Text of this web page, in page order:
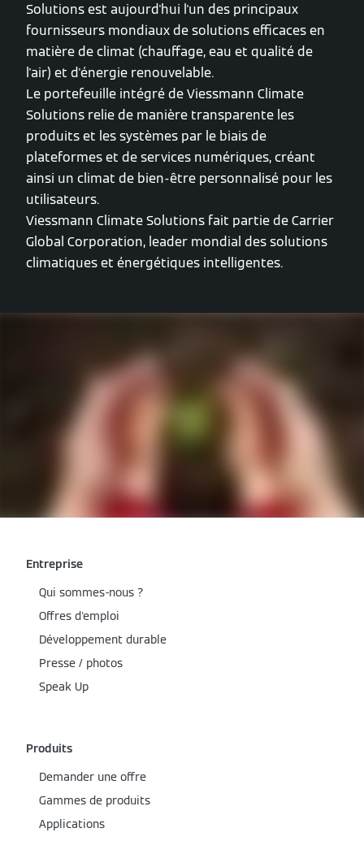
Solutions est aujourd'hui l'un des principaux
fournisseurs mondiaux de solutions efficaces en
matière de climat (chauffage, eau et qualité de
l'air) et d'énergie renouvelable.
Le portefeuille intégré de Viessmann Climate
Solutions relie de manière transparente les
produits et les systèmes par le biais de
plateformes et de services numériques, créant
ainsi un climat de bien-être personnalisé pour les
utilisateurs.
Viessmann Climate Solutions fait partie de Carrier
Global Corporation, leader mondial des solutions
climatiques et énergétiques intelligentes.
Entreprise
Qui sommes-nous ?
Offres d'emploi
Développement durable
Presse / photos
Speak Up
Produits
Demander une offre
Gammes de produits
Applications